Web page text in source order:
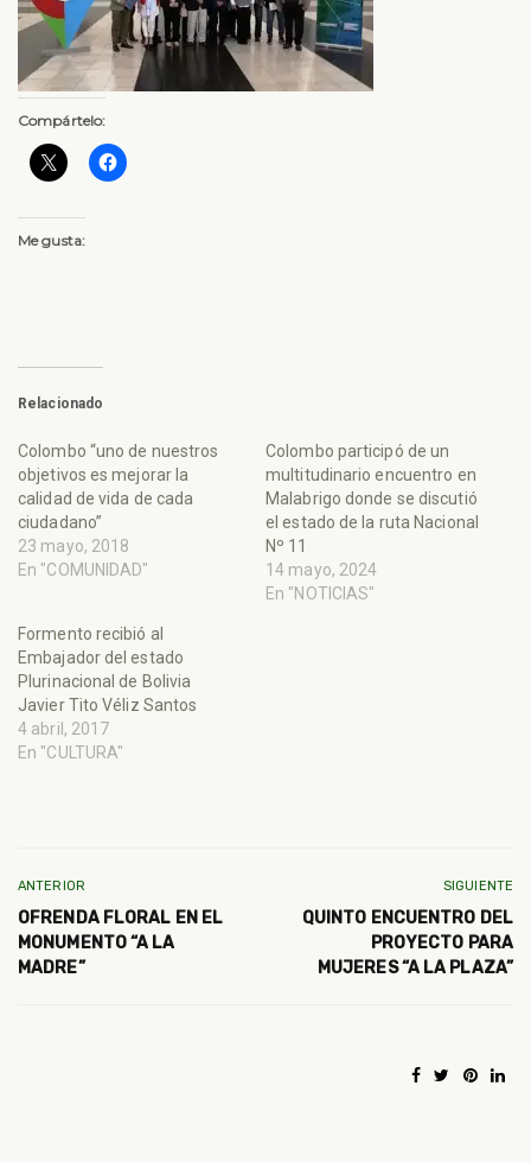
Compártelo:
Me gusta:
Relacionado
Colombo “uno de nuestros
objetivos es mejorar la
calidad de vida de cada
ciudadano”
23 mayo, 2018
En "COMUNIDAD"
Colombo participó de un
multitudinario encuentro en
Malabrigo donde se discutió
el estado de la ruta Nacional
Nº 11
14 mayo, 2024
En "NOTICIAS"
Formento recibió al
Embajador del estado
Plurinacional de Bolivia
Javier Tito Véliz Santos
4 abril, 2017
En "CULTURA"
ANTERIOR
OFRENDA FLORAL EN EL
MONUMENTO “A LA
MADRE”
SIGUIENTE
QUINTO ENCUENTRO DEL
PROYECTO PARA
MUJERES “A LA PLAZA”